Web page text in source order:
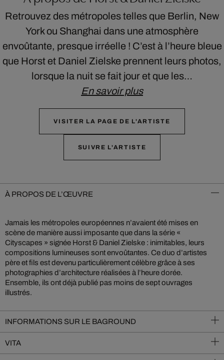
Retrouvez des métropoles telles que Berlin, New
York ou Shanghai dans une atmosphère
envoûtante, presque irréelle ! C’est à l’heure bleue
que Horst et Daniel Zielske prennent leurs photos,
lorsque la nuit se fait jour et que les…
En savoir plus
VISITER LA PAGE DE L'ARTISTE
SUIVRE L'ARTISTE
À PROPOS DE L’ŒUVRE
Jamais les métropoles européennes n’avaient été mises en
scène de manière aussi imposante que dans la série «
Cityscapes » signée Horst & Daniel Zielske : inimitables, leurs
compositions lumineuses sont envoûtantes. Ce duo d’artistes
père et fils est devenu particulièrement célèbre grâce à ses
photographies d’architecture réalisées à l’heure dorée.
Ensemble, ils ont déjà publié pas moins de sept ouvrages
illustrés.
INFORMATIONS SUR LE BAGROUND
VITA